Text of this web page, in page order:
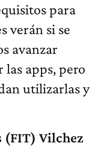
para
verán si se
avanzar
apps, pero
utilizarlas y
(FIT) Vilchez